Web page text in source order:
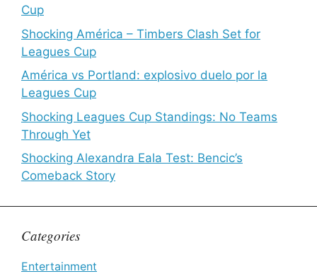
Cup
Shocking América – Timbers Clash Set for
Leagues Cup
América vs Portland: explosivo duelo por la
Leagues Cup
Shocking Leagues Cup Standings: No Teams
Through Yet
Shocking Alexandra Eala Test: Bencic’s
Comeback Story
Categories
Entertainment